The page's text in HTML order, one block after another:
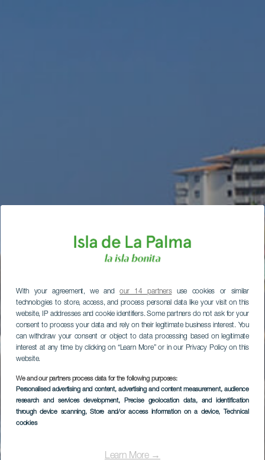
With your agreement, we andour 14 partnersuse cookies or similar
technologies to store, access, and process personal data like your visit on this
website, IP addresses and cookie identifiers. Some partners do not ask for your
consent to process your data and rely on their legitimate business interest. You
can withdraw your consent or object to data processing based on legitimate
interest at any time by clicking on “Learn More” or in our Privacy Policy on this
website.
We and our partners process data for the following purposes:
Personalised advertising and content, advertising and content measurement, audience
research and services development, Precise geolocation data, and identification
through device scanning, Store and/or access information on a device, Technical
cookies
Learn More →